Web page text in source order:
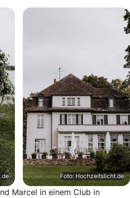
Foto: Hochzeitslicht.de
Marcel in einem Club in